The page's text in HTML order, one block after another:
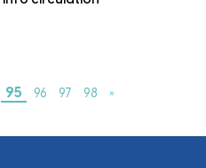
95 96 97 98 »